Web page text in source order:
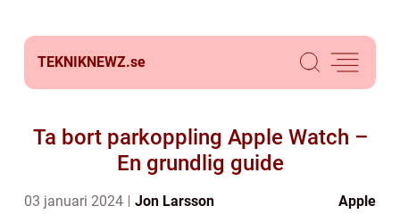
TEKNIKNEWZ.se
Ta bort parkoppling Apple Watch –
En grundlig guide
03 januari 2024 Jon Larsson Apple